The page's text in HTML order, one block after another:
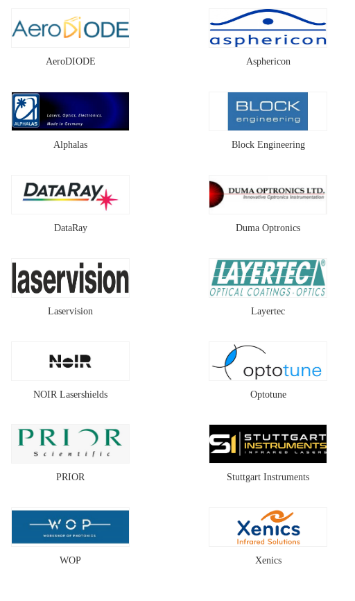
AeroDIODE Asphericon
Alphalas Block Engineering
DataRay Duma Optronics
Laservision Layertec
NOIR Lasershields Optotune
PRIOR Stuttgart Instruments
WOP Xenics